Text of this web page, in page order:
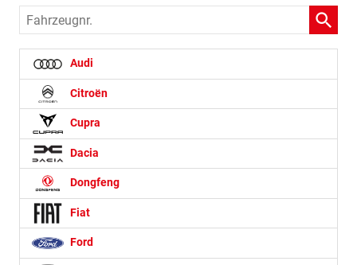
Fahrzeugnr.
Audi
Citroën
Cupra
Dacia
Dongfeng
Fiat
Ford